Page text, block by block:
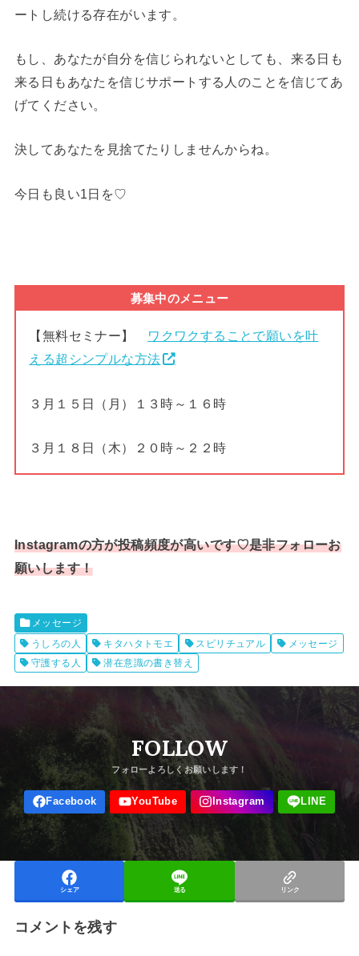
ートし続ける存在がいます。
もし、あなたが自分を信じられないとしても、来る日も
来る日もあなたを信じサポートする人のことを信じてあ
げてください。
決してあなたを見捨てたりしませんからね。
今日も良い1日を♡
募集中のメニュー
【無料セミナー】
ワクワクすることで願いを叶
える超シンプルな方法
３月１５日（月）１３時～１６時
３月１８日（木）２０時～２２時
Instagramの方が投稿頻度が高いです♡是非フォローお
願いします！
メッセージ
うしろの人
キタハタトモエ スピリチュアル
メッセージ
守護する人
潜在意識の書き替え
FOLLOW
シェア 送る リンク
コメントを残す